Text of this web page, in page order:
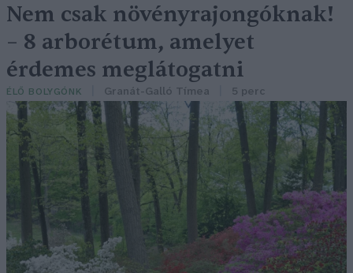
Nem csak növényrajongóknak!
– 8 arborétum, amelyet
érdemes meglátogatni
ÉLŐ BOLYGÓNK Granát-Galló Tímea 5 perc